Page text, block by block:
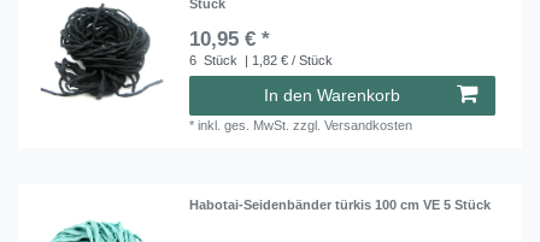
Stück
10,95 € *
6 Stück | 1,82 € / Stück
In den Warenkorb
*inkl. ges. MwSt. zzgl.Versandkosten
Habotai-Seidenbänder türkis 100 cm VE 5 Stück